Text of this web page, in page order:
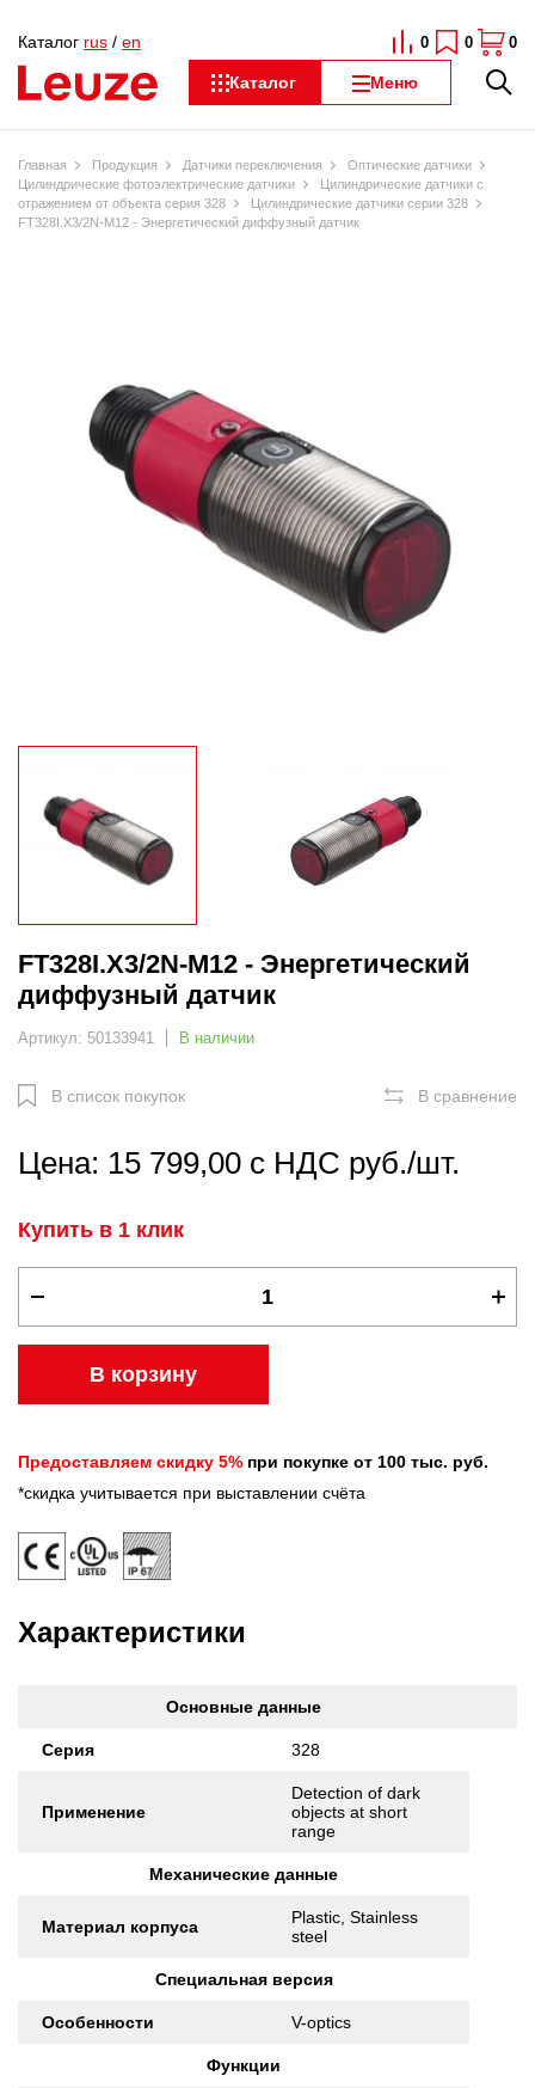
Каталог Меню
Каталог rus / en 0 0 0
Главная Продукция Датчики переключения
Оптические датчики
Цилиндрические фотоэлектрические датчики
Цилиндрические датчики с
отражением от объекта серия 328
Цилиндрические датчики серии 328
FT328I.X3/2N-M12 - Энергетический диффузный датчик
FT328I.X3/2N-M12 - Энергетический
диффузный датчик
Артикул: 50133941 В наличии
В список покупок В сравнение
Цена: 15 799,00 с НДС руб./шт.
Купить в 1 клик
В корзину
Предоставляем скидку 5% при покупке от 100 тыс. руб.
*скидка учитывается при выставлении счёта
Характеристики
Основные данные
Серия 328
Применение
Detection of dark
objects at short
range
Механические данные
Материал корпуса
Plastic, Stainless
steel
Специальная версия
Особенности V-optics
Функции